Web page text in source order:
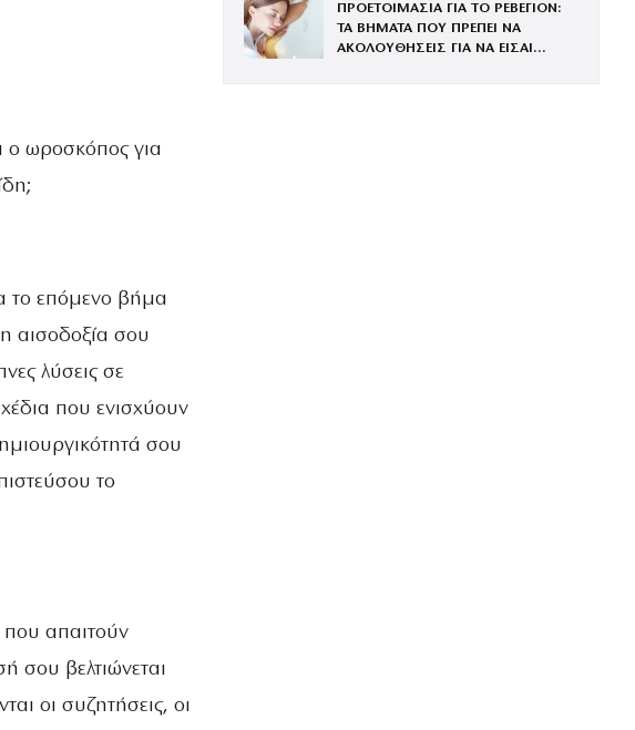
ο ωροσκόπος για
το επόμενο βήμα
αισοδοξία σου
λύσεις σε
που ενισχύουν
σου
το
που απαιτούν
βελτιώνεται
οι συζητήσεις, οι
ΠΡΟΕΤΟΙΜΑΣΙΑ ΓΙΑ ΤΟ ΡΕΒΕΓΙΟΝ:
ΤΑ ΒΗΜΑΤΑ ΠΟΥ ΠΡΕΠΕΙ ΝΑ
ΑΚΟΛΟΥΘΗΣΕΙΣ ΓΙΑ ΝΑ ΕΙΣΑΙ